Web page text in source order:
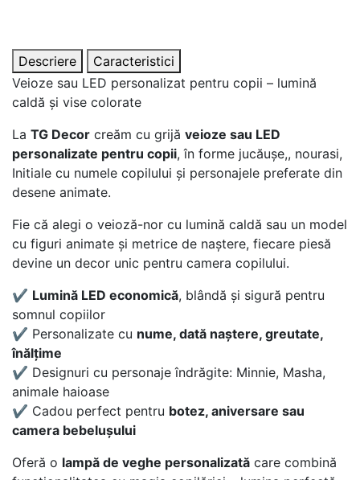
Descriere
Caracteristici
Veioze sau LED personalizat pentru copii – lumină
caldă și vise colorate
La TG Decor creăm cu grijă veioze sau LED
personalizate pentru copii, în forme jucăușe,, nourasi,
Initiale cu numele copilului și personajele preferate din
desene animate.
Fie că alegi o veioză-nor cu lumină caldă sau un model
cu figuri animate și metrice de naștere, fiecare piesă
devine un decor unic pentru camera copilului.
✔️ Lumină LED economică, blândă și sigură pentru
somnul copiilor
✔️ Personalizate cu nume, dată naștere, greutate,
înălțime
✔️ Designuri cu personaje îndrăgite: Minnie, Masha,
animale haioase
✔️ Cadou perfect pentru botez, aniversare sau
camera bebelușului
Oferă o lampă de veghe personalizată care combină